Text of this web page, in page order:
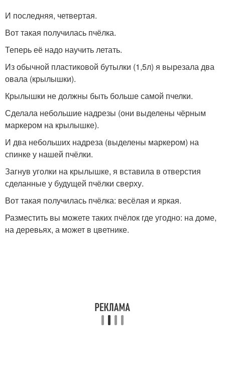
И последняя, четвертая.
Вот такая получилась пчёлка.
Теперь её надо научить летать.
Из обычной пластиковой бутылки (1,5л) я вырезала два
овала (крылышки).
Крылышки не должны быть больше самой пчелки.
Сделала небольшие надрезы (они выделены чёрным
маркером на крылышке).
И два небольших надреза (выделены маркером) на
спинке у нашей пчёлки.
Загнув уголки на крылышке, я вставила в отверстия
сделанные у будущей пчёлки сверху.
Вот такая получилась пчёлка: весёлая и яркая.
Разместить вы можете таких пчёлок где угодно: на доме,
на деревьях, а может в цветнике.